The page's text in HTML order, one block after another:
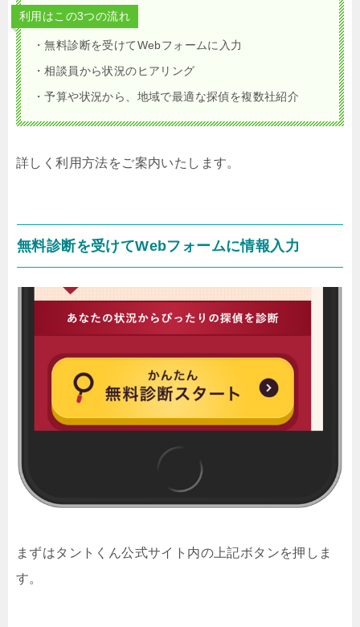
利用はこの3つの流れ
・無料診断を受けてWebフォームに入力
・相談員から状況のヒアリング
・予算や状況から、地域で最適な探偵を複数社紹介
詳しく利用方法をご案内いたします。
無料診断を受けてWebフォームに情報入力
まずはタントくん公式サイト内の上記ボタンを押しま
す。